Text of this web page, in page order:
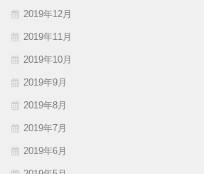
2019年12月
2019年11月
2019年10月
2019年9月
2019年8月
2019年7月
2019年6月